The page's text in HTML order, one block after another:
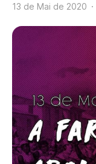
13 de Mai de 2020